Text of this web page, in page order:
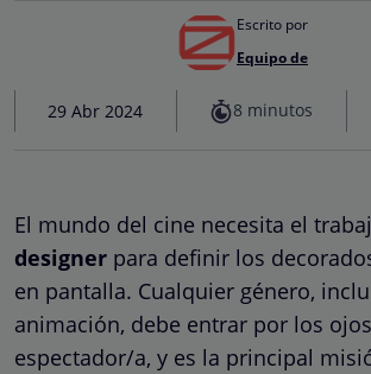
Escrito por
Equipo de
29 Abr 2024 8 minutos
El mundo del cine necesita el
designer para definir los
en pantalla. Cualquier género,
animación, debe entrar por los
espectador/a, y es la principal